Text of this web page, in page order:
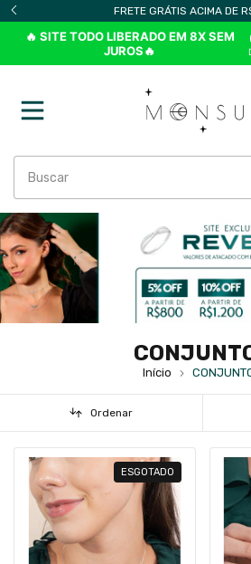
PEDIDO MÍNIMO DE APENAS
🔥 SITE TODO LIBERADO EM 8X SEM
JUROS🔥
Início
Ordenar
ESGOTADO